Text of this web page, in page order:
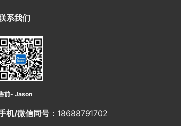
系我们
前- Jason
机/微信同号： 18688791702